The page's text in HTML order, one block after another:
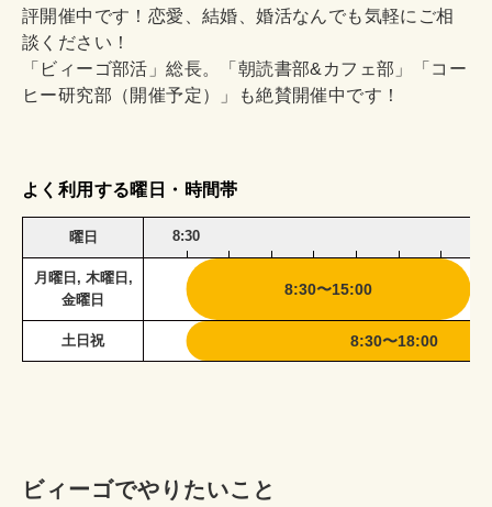
評開催中です！恋愛、結婚、婚活なんでも気軽にご相
談ください！
「ビィーゴ部活」総長。「朝読書部&カフェ部」「コー
ヒー研究部（開催予定）」も絶賛開催中です！
よく利用する曜日・時間帯
曜日 8:30
月曜日, 木曜日,
金曜日
8:30〜15:00
土日祝 8:30〜18:00
ビィーゴでやりたいこと